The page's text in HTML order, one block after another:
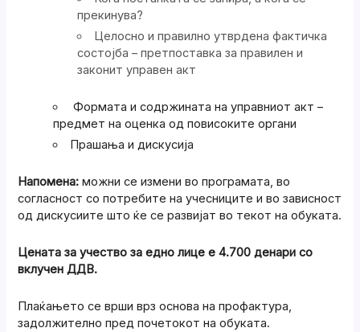
прекинува?
Целосно и правилно утврдена фактичка
состојба – претпоставка за правилен и
законит управен акт
Формата и содржината на управниот акт –
предмет на оценка од повисоките органи
Прашања и дискусија
Напомена: можни се измени во програмата, во
согласност со потребите на учесниците и во зависност
од дискусиите што ќе се развијат во текот на обуката.
Цената за учество за едно лице е 4.700 денари со
вклучен ДДВ.
Плаќањето се врши врз основа на профактура,
задолжително пред почетокот на обуката.